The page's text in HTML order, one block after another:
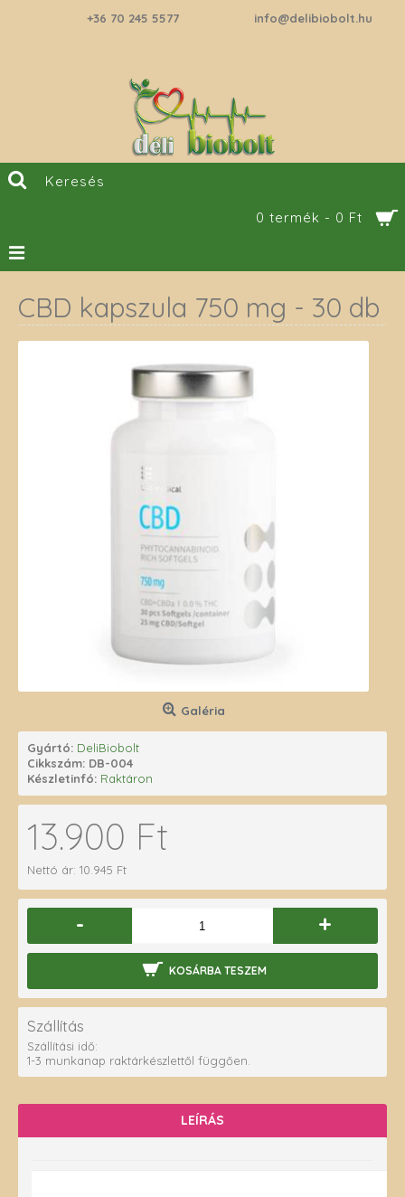
+36 70 245 5577 info@delibiobolt.hu
0 termék - 0 Ft
CBD kapszula 750 mg - 30 db
Galéria
Gyártó: DeliBiobolt
Cikkszám: DB-004
Készletinfó: Raktáron
13.900 Ft
Nettó ár: 10.945 Ft
- +
KOSÁRBA TESZEM
Szállítás
Szállítási idő:
1-3 munkanap raktárkészlettől függően.
LEÍRÁS